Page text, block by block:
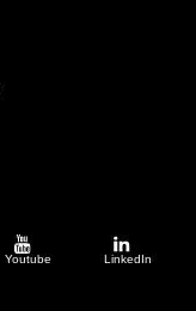
Youtube LinkedIn